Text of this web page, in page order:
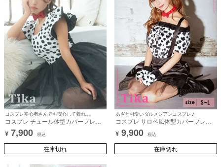
コスプレ チュール体型カバーフレア
スカートダルメシアン犬アニマル [3
点セット] (ワンピース/チョーカー/カ
チューシャ)【ハロウィン】[tk-
¥ 7,900 税込
在庫切れ
あざと可愛いダルメシアンコスプレ♪
コスプレ サロペ風体型カバーフレア
スカートダルメシアンガーリー犬アニ
マル [6点セット] (トップス/チョーカ
ー/スカート/カチューシャ/マスク/グロ
ーブ)【ハロウィン】[tk-hwbl001a]
¥ 9,900 税込
在庫切れ